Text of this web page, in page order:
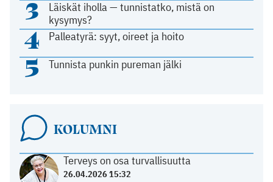
3
Läiskät iholla — tunnistatko, mistä on
kysymys?
4 Palleatyrä: syyt, oireet ja hoito
5 Tunnista punkin pureman jälki
KOLUMNI
Terveys on osa turvallisuutta
26.04.2026 15:32